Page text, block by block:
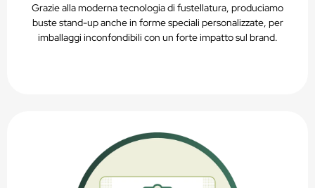
Grazie alla moderna tecnologia di fustellatura, produciamo
buste stand-up anche in forme speciali personalizzate, per
imballaggi inconfondibili con un forte impatto sul brand.